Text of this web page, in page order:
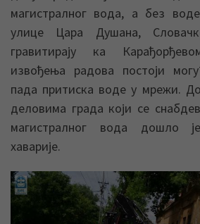
магистралног вода, а без
улице Цара Душана,
гравитирају ка
извођења радова постоји
пада притиска воде у мрежи.
деловима града који се
магистралног вода дошло
хаварије.